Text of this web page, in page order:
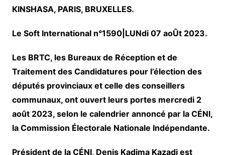
KINSHASA, PARIS, BRUXELLES.
Le Soft International n°1590|LUNdi 07 aoÛt 2023.
Les BRTC, les Bureaux de Réception et de
Traitement des Candidatures pour l’élection des
députés provinciaux et celle des conseillers
communaux, ont ouvert leurs portes mercredi 2
août 2023, selon le calendrier annoncé par la CÉNI,
la Commission Électorale Nationale Indépendante.
Président de la CÉNI, Denis Kadima Kazadi est